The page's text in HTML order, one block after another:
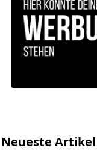
Neueste Artikel